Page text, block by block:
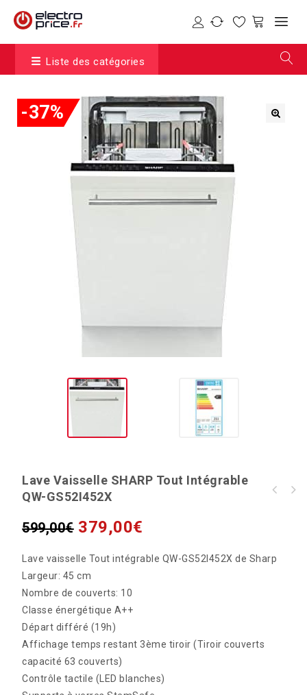
Liste des catégories
-37%
Lave Vaisselle SHARP Tout Intégrable
QW-GS52I452X
599,00€ 379,00€
Lave vaisselle Tout intégrable QW-GS52I452X de Sharp
Largeur: 45 cm
Nombre de couverts: 10
Classe énergétique A++
Départ différé (19h)
Affichage temps restant 3ème tiroir (Tiroir couverts
capacité 63 couverts)
Contrôle tactile (LED blanches)